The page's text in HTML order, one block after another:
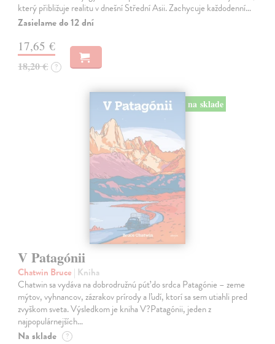
který přibližuje realitu v dnešní Střední Asii. Zachycuje každodenní…
Zasielame do 12 dní
17,65 €
18,20 € ?
na sklade
V Patagónii
Chatwin Bruce | Kniha
Chatwin sa vydáva na dobrodružnú púť do srdca Patagónie – zeme
mýtov, vyhnancov, zázrakov prírody a ľudí, ktorí sa sem utiahli pred
zvyškom sveta. Výsledkom je kniha V?Patagónii, jeden z
najpopulárnejších…
Na sklade ?